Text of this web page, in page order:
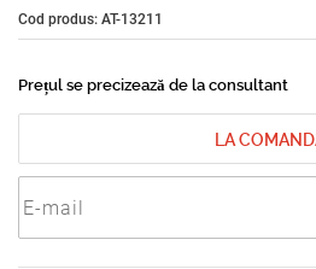
Cod produs: AT-13211
Prețul se precizează de la consultant
LA